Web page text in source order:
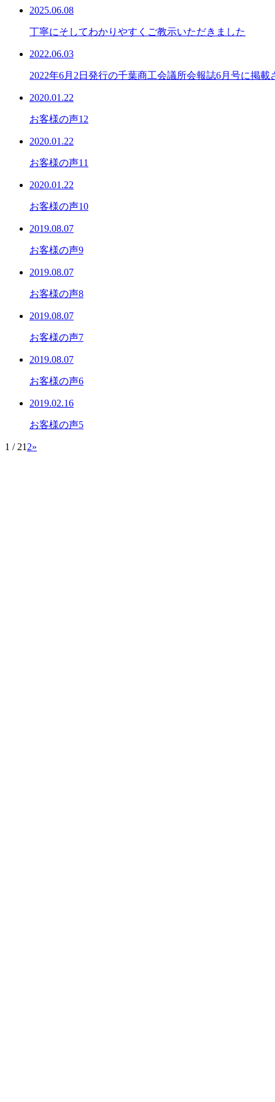
2025.06.08
丁寧にそしてわかりやすくご教示いただきました
2022.06.03
2022年6月2日発行の千葉商工会議所会報誌6月号に掲載
2020.01.22
お客様の声12
2020.01.22
お客様の声11
2020.01.22
お客様の声10
2019.08.07
お客様の声9
2019.08.07
お客様の声8
2019.08.07
お客様の声7
2019.08.07
お客様の声6
2019.02.16
お客様の声5
1 / 21 2»